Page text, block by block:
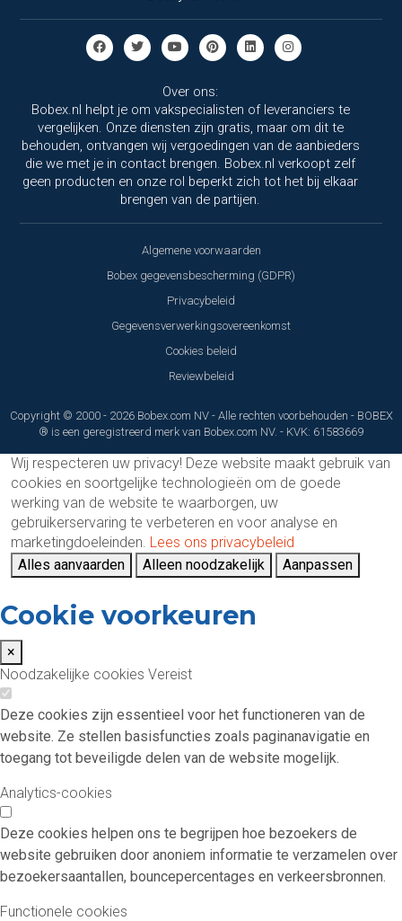
Over ons:
Bobex.nl helpt je om vakspecialisten of leveranciers te
vergelijken. Onze diensten zijn gratis, maar om dit te
behouden, ontvangen wij vergoedingen van de aanbieders
die we met je in contact brengen. Bobex.nl verkoopt zelf
geen producten en onze rol beperkt zich tot het bij elkaar
brengen van de partijen.
Algemene voorwaarden
Bobex gegevensbescherming (GDPR)
Privacybeleid
Gegevensverwerkingsovereenkomst
Cookies beleid
Reviewbeleid
Copyright © 2000 - 2026 Bobex.com NV - Alle rechten voorbehouden - BOBEX
® is een geregistreerd merk van Bobex.com NV. - KVK: 61583669
Wij respecteren uw privacy! Deze website maakt gebruik van
cookies en soortgelijke technologieën om de goede
werking van de website te waarborgen, uw
gebruikerservaring te verbeteren en voor analyse en
marketingdoeleinden. Lees ons privacybeleid
Alles aanvaarden
Alleen noodzakelijk Aanpassen
Cookie voorkeuren
×
Noodzakelijke cookies Vereist
Deze cookies zijn essentieel voor het functioneren van de
website. Ze stellen basisfuncties zoals paginanavigatie en
toegang tot beveiligde delen van de website mogelijk.
Analytics-cookies
Deze cookies helpen ons te begrijpen hoe bezoekers de
website gebruiken door anoniem informatie te verzamelen over
bezoekersaantallen, bouncepercentages en verkeersbronnen.
Functionele cookies